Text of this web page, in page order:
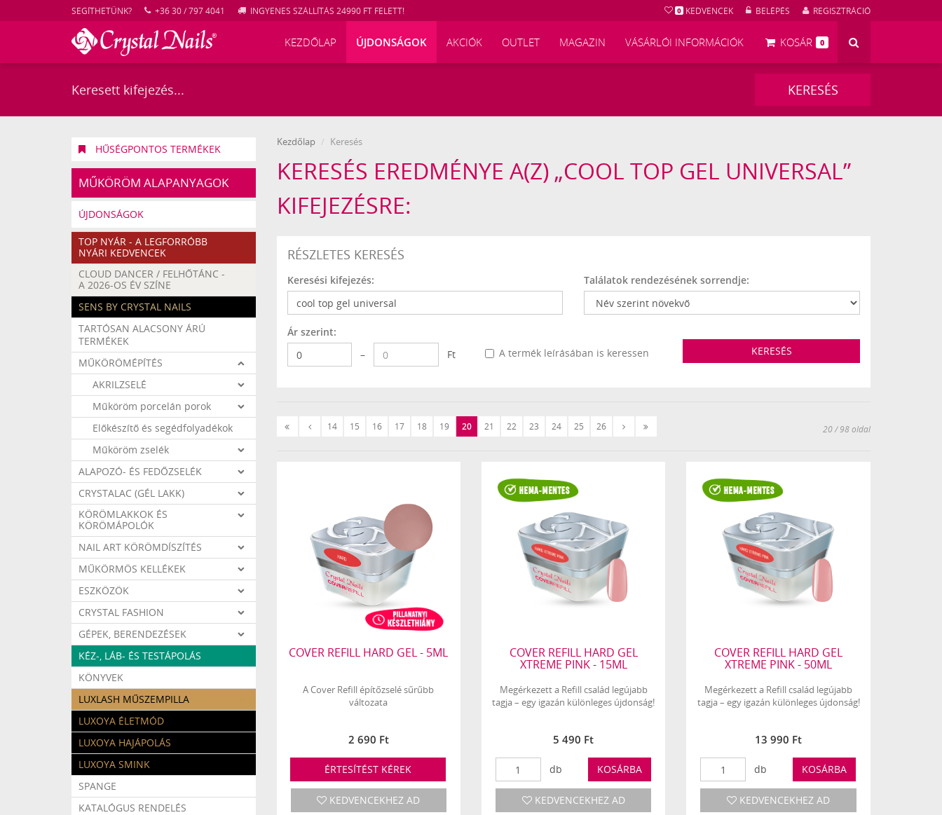
SEGÍTHETÜNK? +36 30 / 797 4041 INGYENES SZÁLLÍTÁS 24990 FT FELETT! 0 KEDVENCEK BELÉPÉS REGISZTRÁCIÓ
KEZDŐLAP ÚJDONSÁGOK AKCIÓK OUTLET MAGAZIN VÁSÁRLÓI INFORMÁCIÓK KOSÁR 0
KERESÉS
HŰSÉGPONTOS TERMÉKEK
MŰKÖRÖM ALAPANYAGOK
ÚJDONSÁGOK
TOP NYÁR - A LEGFORRÓBB
NYÁRI KEDVENCEK
CLOUD DANCER / FELHŐTÁNC -
A 2026-OS ÉV SZÍNE
SENS BY CRYSTAL NAILS
TARTÓSAN ALACSONY ÁRÚ
TERMÉKEK
MŰKÖRÖMÉPÍTÉS
AKRILZSELÉ
Műköröm porcelán porok
Előkészítő és segédfolyadékok
Műköröm zselék
ALAPOZÓ- ÉS FEDŐZSELÉK
CRYSTALAC (GÉL LAKK)
KÖRÖMLAKKOK ÉS
KÖRÖMÁPOLÓK
NAIL ART KÖRÖMDÍSZÍTÉS
MŰKÖRMÖS KELLÉKEK
ESZKÖZÖK
CRYSTAL FASHION
GÉPEK, BERENDEZÉSEK
KÉZ-, LÁB- ÉS TESTÁPOLÁS
KÖNYVEK
LUXLASH MŰSZEMPILLA
LUXOYA ÉLETMÓD
LUXOYA HAJÁPOLÁS
LUXOYA SMINK
SPANGE
KATALÓGUS RENDELÉS
Kezdőlap Keresés
KERESÉS EREDMÉNYE A(Z) „COOL TOP GEL UNIVERSAL”
KIFEJEZÉSRE:
RÉSZLETES KERESÉS
Keresési kifejezés: Találatok rendezésének sorrendje:
Ár szerint:
–
Ft A termék leírásában is keressen KERESÉS
«
‹
14 15 16 17 18 19 20 21 22 23 24 25 26
KövetkezőUtolsó
20 / 98 oldal
COVER REFILL HARD GEL - 5ML
A Cover Refill építőzselé sűrűbb
változata
2 690 Ft
ÉRTESÍTÉST KÉREK
KEDVENCEKHEZ AD
COVER REFILL HARD GEL
XTREME PINK - 15ML
Megérkezett a Refill család legújabb
tagja – egy igazán különleges újdonság!
5 490 Ft
db KOSÁRBA
KEDVENCEKHEZ AD
COVER REFILL HARD GEL
XTREME PINK - 50ML
Megérkezett a Refill család legújabb
tagja – egy igazán különleges újdonság!
13 990 Ft
db KOSÁRBA
KEDVENCEKHEZ AD